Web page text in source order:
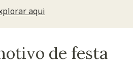
aqui
de festa